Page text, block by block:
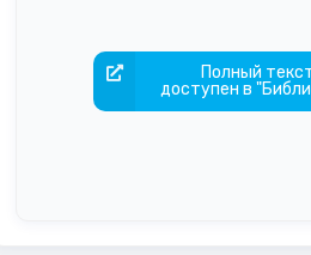
Полный
доступен в